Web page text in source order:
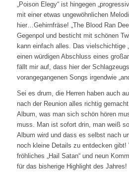
„Poison Elegy“ ist hingegen
mit einer etwas ungewöhnlichen
hier…Gehirnfräse! „The Blood Ran
Gegenpol und besticht mit schönen
kann einfach alles. Das vielschichtige
einen würdigen Abschluss eines
fällt mir auf, dass hier der
vorangegangenen Songs irgendwie
Sei es drum, die Herren haben auch
nach der Reunion alles richtig
Album, was man sich schön hören
muss. Man ist sofort drin, man weiß
Album wird und dass es selbst nach
noch kleine Details zu entdecken gibt!
fröhliches „Hail Satan“ und neun
für das bisherige Highlight des Jahres!